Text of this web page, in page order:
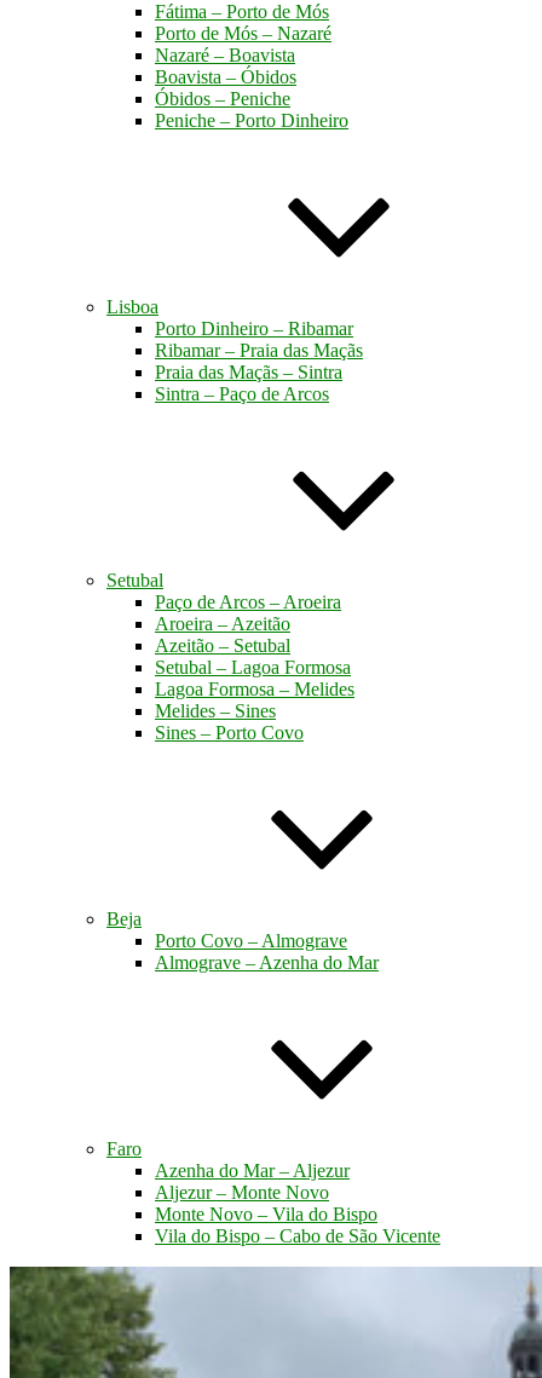
Fátima – Porto de Mós
Porto de Mós – Nazaré
Nazaré – Boavista
Boavista – Óbidos
Óbidos – Peniche
Peniche – Porto Dinheiro
Lisboa
Porto Dinheiro – Ribamar
Ribamar – Praia das Maçãs
Praia das Maçãs – Sintra
Sintra – Paço de Arcos
Setubal
Paço de Arcos – Aroeira
Aroeira – Azeitão
Azeitão – Setubal
Setubal – Lagoa Formosa
Lagoa Formosa – Melides
Melides – Sines
Sines – Porto Covo
Beja
Porto Covo – Almograve
Almograve – Azenha do Mar
Faro
Azenha do Mar – Aljezur
Aljezur – Monte Novo
Monte Novo – Vila do Bispo
Vila do Bispo – Cabo de São Vicente